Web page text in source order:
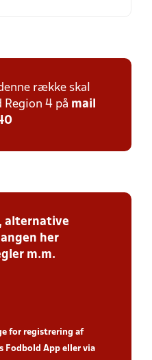
række skal
4 på mail
alternative
her
m.m.
for registrering af
Fodbold App eller via